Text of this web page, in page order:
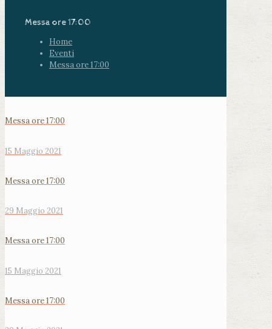
Messa ore 17:00
Home
Eventi
Messa ore 17:00
Messa ore 17:00
15 Maggio 2021
Messa ore 17:00
29 Maggio 2021
Messa ore 17:00
15 Maggio 2021
Messa ore 17:00